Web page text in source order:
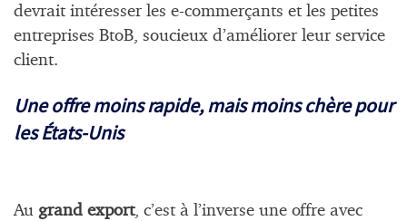
devrait intéresser les e-commerçants et les petites
entreprises BtoB, soucieux d’améliorer leur service
client.
Une offre moins rapide, mais moins chère pour
les États-Unis
Au grand export, c’est à l’inverse une offre avec